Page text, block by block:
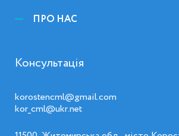
ПРО НАС
Консультація
korostencml@gmail.com
kor_cml@ukr.net